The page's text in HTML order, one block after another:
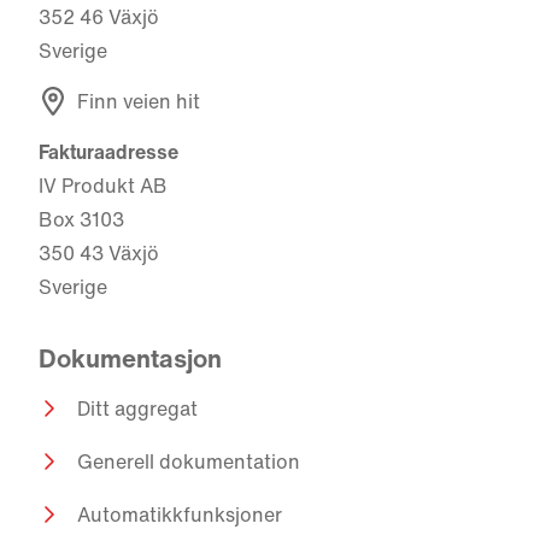
352 46 Växjö
Sverige
Finn veien hit
Fakturaadresse
IV Produkt AB
Box 3103
350 43 Växjö
Sverige
Dokumentasjon
Ditt aggregat
Generell dokumentation
Automatikkfunksjoner